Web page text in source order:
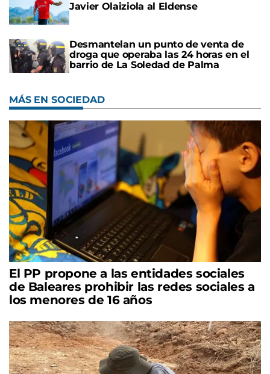
Javier Olaiziola al Eldense
Desmantelan un punto de venta de
droga que operaba las 24 horas en el
barrio de La Soledad de Palma
MÁS EN SOCIEDAD
El PP propone a las entidades sociales
de Baleares prohibir las redes sociales a
los menores de 16 años